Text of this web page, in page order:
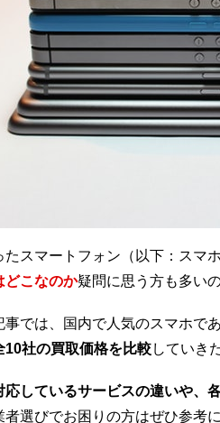
たスマートフォン（以下：スマ
どこなのか疑問に思う方も多い
事では、国内で人気のスマホで
10社の買取価格を比較していき
応しているサービスの違いや、
選びでお困りの方はぜひ参考